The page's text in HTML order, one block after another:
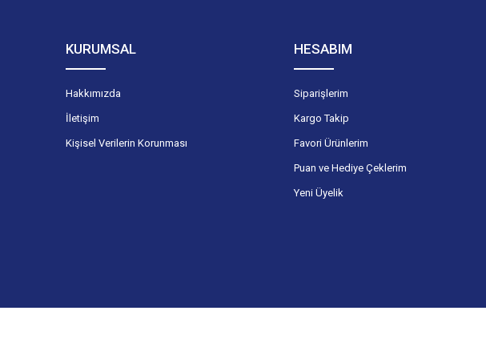
KURUMSAL
Hakkımızda
İletişim
Kişisel Verilerin Korunması
HESABIM
Siparişlerim
Kargo Takip
Favori Ürünlerim
Puan ve Hediye Çeklerim
Yeni Üyelik